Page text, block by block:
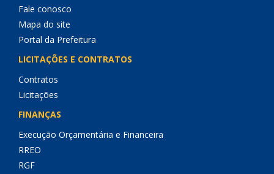
Fale conosco
Mapa do site
Portal da Prefeitura
LICITAÇÕES E CONTRATOS
Contratos
Licitações
FINANÇAS
Execução Orçamentária e Financeira
RREO
RGF